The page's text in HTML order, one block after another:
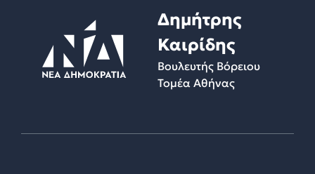
Δημήτρης
Καιρίδης
Βουλευτής Βόρειου
Τομέα Αθήνας